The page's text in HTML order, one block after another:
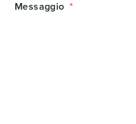
Messaggio